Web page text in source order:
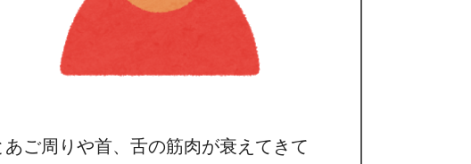
ご周りや首、舌の筋肉が衰えてきて